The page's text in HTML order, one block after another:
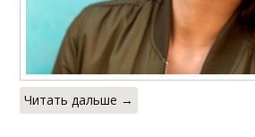
Читать дальше →